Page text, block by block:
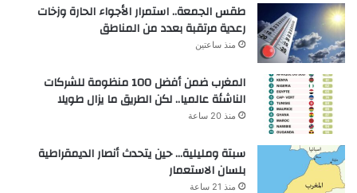
طقس الجمعة.. استمرار الأجواء الحارة وزخات
رعدية مرتقبة بعدد من المناطق
منذ ساعتين
المغرب ضمن أفضل 100 منظومة للشركات
الناشئة عالميا.. لكن الطريق ما يزال طويلا
منذ 20 ساعة
سبتة ومليلية… حين يتحدث أنصار الديمقراطية
بلسان الاستعمار
منذ 21 ساعة